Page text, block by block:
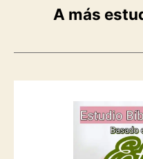
A más